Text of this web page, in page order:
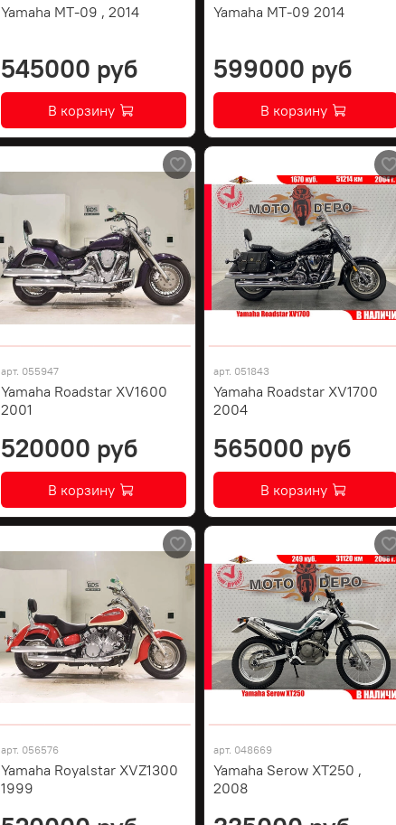
Yamaha MT-09 , 2014
545000 руб
В корзину
Yamaha MT-09 2014
599000 руб
В корзину
арт. 055947
Yamaha Roadstar XV1600
2001
520000 руб
В корзину
арт. 051843
Yamaha Roadstar XV1700
2004
565000 руб
В корзину
арт. 056576
Yamaha Royalstar XVZ1300
1999
арт. 048669
Yamaha Serow XT250 ,
2008